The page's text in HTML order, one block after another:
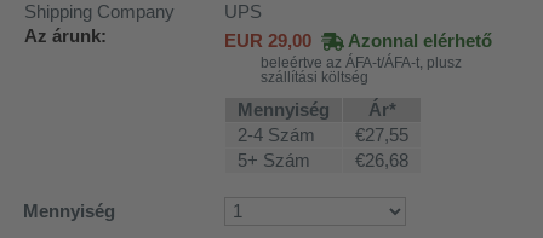
Shipping Company
UPS
Az árunk:
EUR 29,00 Azonnal elérhető
beleértve az ÁFA-t/ÁFA-t, plusz
szállítási költség
Mennyiség
Ár*
2-4 Szám
€27,55
5+ Szám
€26,68
Mennyiség